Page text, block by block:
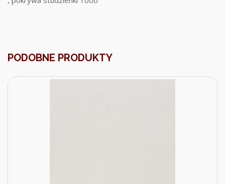
PODOBNE PRODUKTY